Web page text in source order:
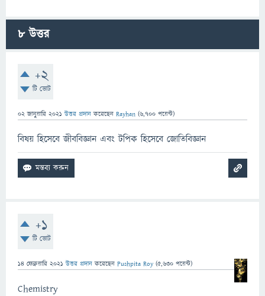
8উত্তর
+2
টি ভোট
02 জানুয়ারি 2021 উত্তর প্রদান করেছেন Rayhan (6,700 পয়েন্ট)
বিষয় হিসেবে জীববিজ্ঞান এবং টপিক হিসেবে জোতিবিজ্ঞান
+1
টি ভোট
14 ফেব্রুয়ারি 2021 উত্তর প্রদান করেছেন Pushpita Roy (5,630 পয়েন্ট)
Chemistry